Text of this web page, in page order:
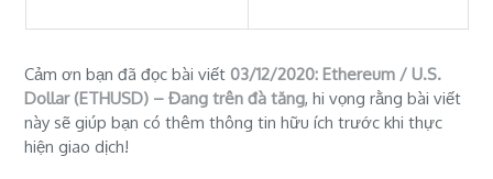
Cảm ơn bạn đã đọc bài viết 03/12/2020: Ethereum / U.S.
Dollar (ETHUSD) – Đang trên đà tăng, hi vọng rằng bài viết
này sẽ giúp bạn có thêm thông tin hữu ích trước khi thực
hiện giao dịch!